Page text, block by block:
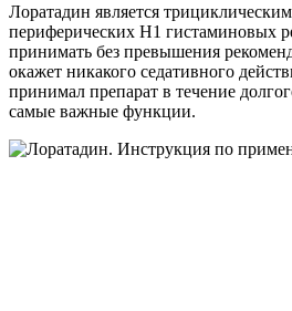
Лоратадин является
периферических H1 гистаминовых
принимать без превышения
окажет никакого седативного
принимал препарат в течение
самые важные функции.